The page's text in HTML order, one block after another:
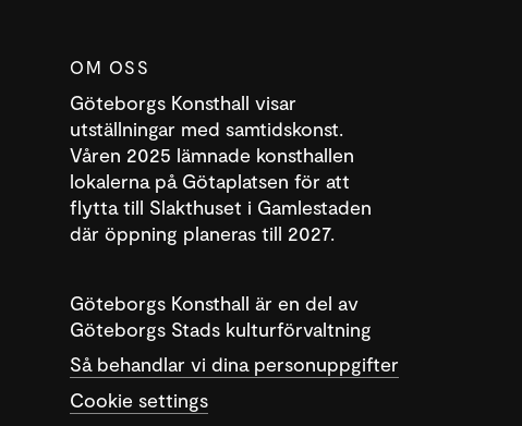
OM OSS
Göteborgs Konsthall visar
utställningar med samtidskonst.
Våren 2025 lämnade konsthallen
lokalerna på Götaplatsen för att
flytta till Slakthuset i Gamlestaden
där öppning planeras till 2027.
Göteborgs Konsthall är en del av
Göteborgs Stads kulturförvaltning
Så behandlar vi dina personuppgifter
Cookie settings